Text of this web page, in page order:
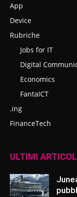
App
Device
Rubriche
Jobs for IT
Digital
Economics
FantaICT
.ing
FinanceTech
ULTIMI